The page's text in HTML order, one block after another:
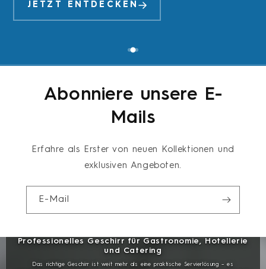
JETZT ENTDECKEN
Abonniere unsere E-
Mails
Erfahre als Erster von neuen Kollektionen und
exklusiven Angeboten.
E-Mail
Professionelles Geschirr für Gastronomie, Hotellerie
und Catering
Das richtige Geschirr ist weit mehr als eine praktische Servierlösung – es